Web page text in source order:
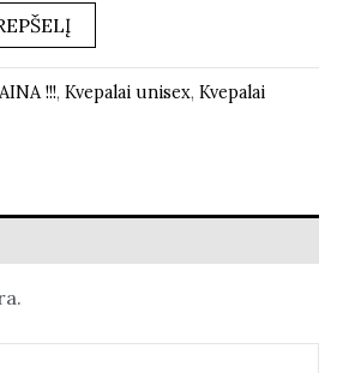
!!!, Kvepalai unisex, Kvepalai